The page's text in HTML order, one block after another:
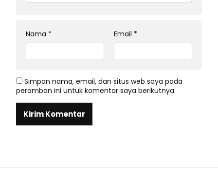
Nama * Email *
Simpan nama, email, dan situs web saya pada
peramban ini untuk komentar saya berikutnya.